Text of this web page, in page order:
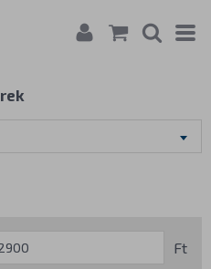
Ft